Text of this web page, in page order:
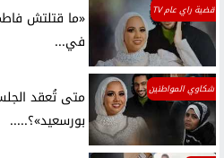
قضية راي عام TV
«ما قتلتش
في...
شكاوي المواطنين
متى تُعقد
بورسعيد»؟.....